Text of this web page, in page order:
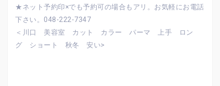
★ネット予約印×でも予約可の場合もアリ。お気軽にお電話
下さい。048-222-7347
＜川口 美容室 カット カラー パーマ 上手 ロン
グ ショート 秋冬 安い>